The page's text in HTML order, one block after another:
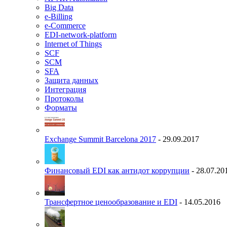
Big Data
e-Billing
e-Commerce
EDI-network-platform
Internet of Things
SCF
SCM
SFA
Защита данных
Интеграция
Протоколы
Форматы
Exchange Summit Barcelona 2017 - 29.09.2017
Финансовый EDI как антидот коррупции -
Трансфертное ценообразование и EDI - 14.05.2016